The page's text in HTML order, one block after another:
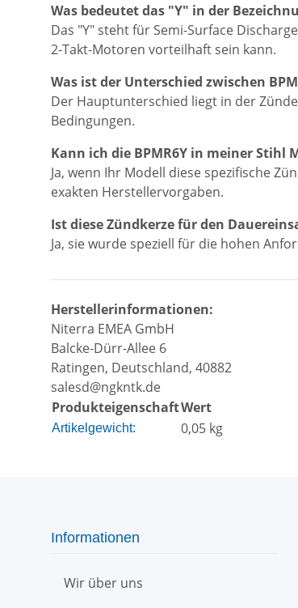
Was bedeutet das "Y" in der
Das "Y" steht für Semi-Surface
2-Takt-Motoren vorteilhaft sein kann.
Was ist der Unterschied zwischen
Der Hauptunterschied liegt in der
Bedingungen.
Kann ich die BPMR6Y in meiner Stihl
Ja, wenn Ihr Modell diese spezifische
exakten Herstellervorgaben.
Ist diese Zündkerze für den
Ja, sie wurde speziell für die hohen
Herstellerinformationen:
Niterra EMEA GmbH
Balcke-Dürr-Allee 6
Ratingen, Deutschland, 40882
salesd@ngkntk.de
ProdukteigenschaftWert
Artikelgewicht: 0,05 kg
Informationen
Wir über uns